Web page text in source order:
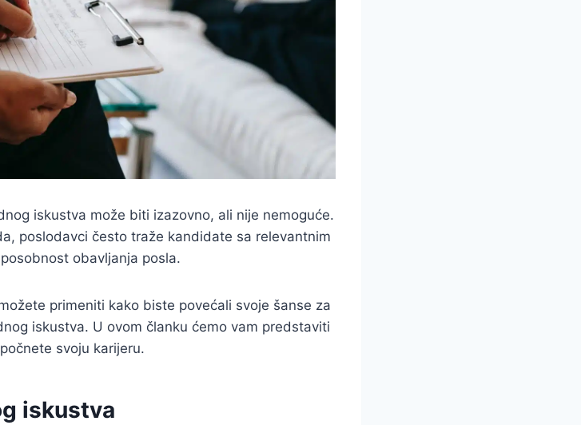
iskustva može biti izazovno, ali nije nemoguće.
poslodavci često traže kandidate sa relevantnim
obavljanja posla.
primeniti kako biste povećali svoje šanse za
iskustva. U ovom članku ćemo vam predstaviti
svoju karijeru.
iskustva